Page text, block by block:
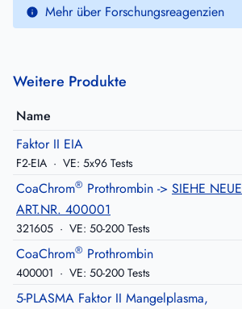
Mehr über Forschungsreagenzien
Weitere Produkte
Name
Faktor II EIA
F2-EIA · VE: 5x96 Tests
CoaChrom® Prothrombin -> SIEHE NEUE
ART.NR. 400001
321605 · VE: 50-200 Tests
CoaChrom® Prothrombin
400001 · VE: 50-200 Tests
5-PLASMA Faktor II Mangelplasma,